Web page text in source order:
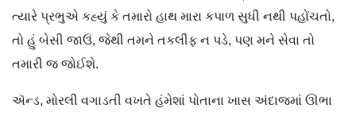
ત્યારે પ્રભુએ કહ્યું કે તમારો હાથ મારા કપાળ સુધી નથી પહોંચતો,
તો હું બેસી જાઉં, જેથી તમને તકલીફ ન પડે, પણ મને સેવા તો
તમારી જ જોઈશે.
ઍન્ડ, મોરલી વગાડતી વખતે હંમેશાં પોતાના ખાસ અંદાજમાં ઊભા